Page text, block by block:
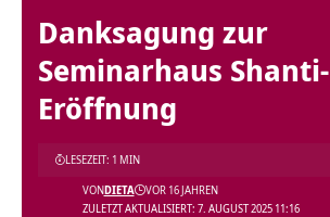
Danksagung zur
Seminarhaus Shanti-
Eröffnung
ZULETZT AKTUALISIERT: 7. AUGUST 2025 11:16
VONDIETA VOR 16 JAHREN
LESEZEIT: 1 MIN